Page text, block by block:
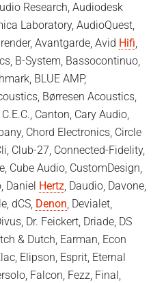
Research, Audiodesk
Laboratory, AudioQuest,
Avantgarde, Avid Hifi,
B-System, Bassocontinuo,
BLUE AMP,
Børresen Acoustics,
Canton, Cary Audio,
Chord Electronics, Circle
Club-27, Connected-Fidelity,
Cube Audio, CustomDesign,
Daniel Hertz, Daudio, Davone,
dCS, Denon, Devialet,
Dr. Feickert, Driade, DS
& Dutch, Earman, Econ
Elipson, Esprit, Eternal
Falcon, Fezz, Final,